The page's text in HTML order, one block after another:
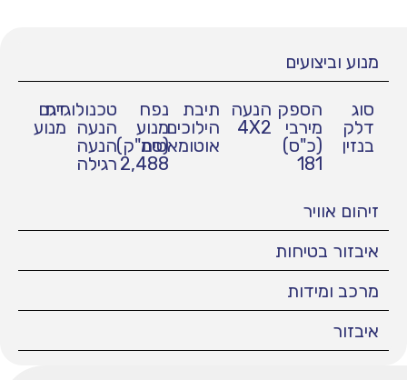
מנוע וביצועים
סוג
דלק
בנזין
הספק
מירבי
(כ"ס)
181
הנעה
4X2
תיבת
הילוכים
אוטומאטית
נפח
מנוע
(סמ"ק)
2,488
טכנולוגיית
הנעה
הנעה
רגילה
דגם
מנוע
זיהום אוויר
איבזור בטיחות
מרכב ומידות
איבזור